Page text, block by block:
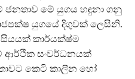
මේ යුගය හඳුනා ගනු
යුගයේ දිගුවක් ලෙසිනි.
කාර්යක්ෂ්ම
ආර්ථික සංවර්ධනයක්
කෙටි කාලීන හෝ